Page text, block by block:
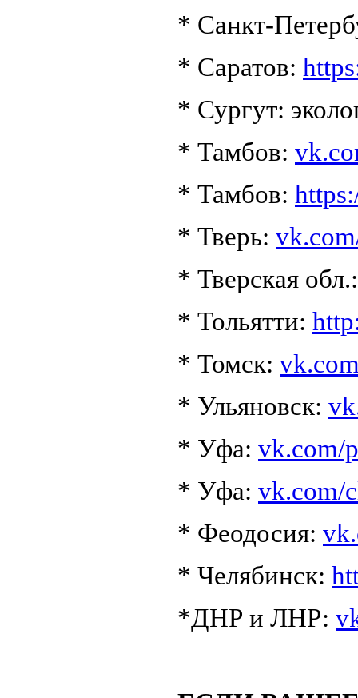
* Санкт-
* Саратов:
* Сургут:
* Тамбов:
* Тамбов:
* Тверь:
* Тверская
* Тольятти:
* Томск:
* Ульяновск:
* Уфа: vk.com/
* Уфа: vk.com/
* Феодосия:
* Челябинск:
*ДНР и ЛНР: